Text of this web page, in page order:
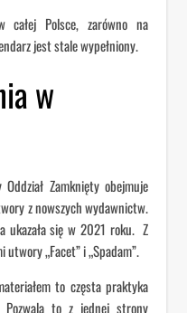
całej Polsce, zarówno na
jest stale wypełniony.
w
Zamknięty obejmuje
z nowszych wydawnictw.
ukazała się w 2021 roku. Z
„Facet” i „Spadam”.
to częsta praktyka
Pozwala to z jednej strony